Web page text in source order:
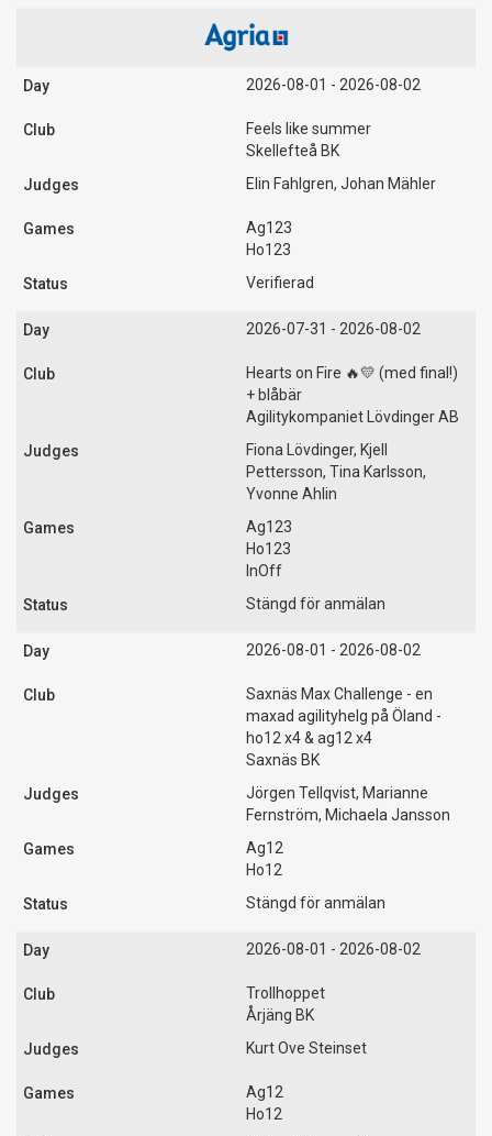
2026-08-01 - 2026-08-02
Feels like summer
Skellefteå BK
Elin Fahlgren, Johan Mähler
Ag123
Ho123
Verifierad
2026-07-31 - 2026-08-02
Hearts on Fire 🔥💛 (med final!)
+ blåbär
Agilitykompaniet Lövdinger AB
Fiona Lövdinger, Kjell
Pettersson, Tina Karlsson,
Yvonne Ahlin
Ag123
Ho123
InOff
Stängd för anmälan
2026-08-01 - 2026-08-02
Saxnäs Max Challenge - en
maxad agilityhelg på Öland -
ho12 x4 & ag12 x4
Saxnäs BK
Jörgen Tellqvist, Marianne
Fernström, Michaela Jansson
Ag12
Ho12
Stängd för anmälan
2026-08-01 - 2026-08-02
Trollhoppet
Årjäng BK
Kurt Ove Steinset
Ag12
Ho12